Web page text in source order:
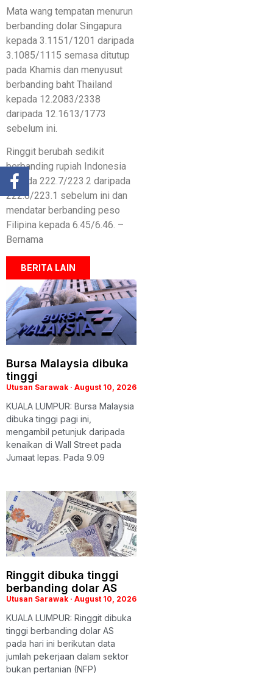
Mata wang tempatan menurun
berbanding dolar Singapura
kepada 3.1151/1201 daripada
3.1085/1115 semasa ditutup
pada Khamis dan menyusut
berbanding baht Thailand
kepada 12.2083/2338
daripada 12.1613/1773
sebelum ini.
Ringgit berubah sedikit
berbanding rupiah Indonesia
kepada 222.7/223.2 daripada
222.8/223.1 sebelum ini dan
mendatar berbanding peso
Filipina kepada 6.45/6.46. –
Bernama
BERITA LAIN
Bursa Malaysia dibuka
tinggi
Utusan Sarawak August 10, 2026
KUALA LUMPUR: Bursa Malaysia
dibuka tinggi pagi ini,
mengambil petunjuk daripada
kenaikan di Wall Street pada
Jumaat lepas. Pada 9.09
Ringgit dibuka tinggi
berbanding dolar AS
Utusan Sarawak August 10, 2026
KUALA LUMPUR: Ringgit dibuka
tinggi berbanding dolar AS
pada hari ini berikutan data
jumlah pekerjaan dalam sektor
bukan pertanian (NFP)